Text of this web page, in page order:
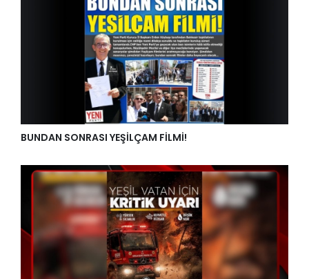
BUNDAN SONRASI YEŞİLÇAM FİLMİ!